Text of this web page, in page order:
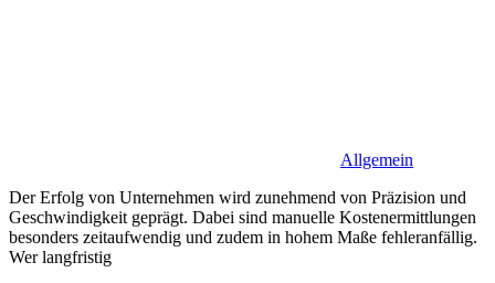
Allgemein
Der Erfolg von Unternehmen wird zunehmend von Präzision und
Geschwindigkeit geprägt. Dabei sind manuelle Kostenermittlungen
besonders zeitaufwendig und zudem in hohem Maße fehleranfällig.
Wer langfristig